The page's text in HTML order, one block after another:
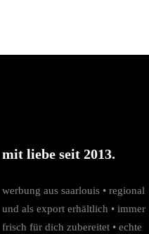
mit liebe seit 2013.
werbung aus saarlouis • regio­nal
und als export erhältlich • immer
frisch für dich zubereitet • echte